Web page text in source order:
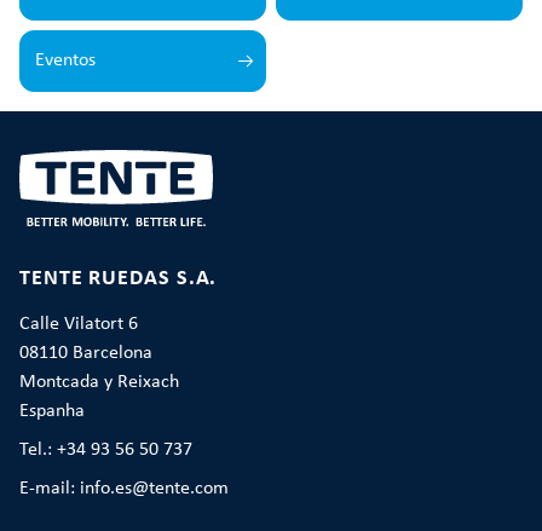
Eventos
TENTE RUEDAS S.A.
Calle Vilatort 6
08110 Barcelona
Montcada y Reixach
Espanha
Tel.: +34 93 56 50 737
E-mail: info.es@tente.com